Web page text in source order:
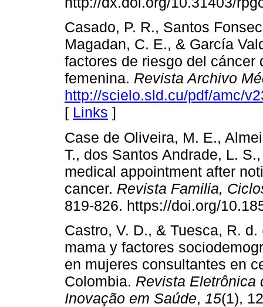
Casado, P. R., Santos
Magadan, C. E., & García
factores de riesgo del cáncer
femenina. Revista Archivo
http://scielo.sld.cu/pdf/amc/
[ Links ]
Case de Oliveira, M. E.,
T., dos Santos Andrade, L.
medical appointment after
cancer. Revista Familia,
819-826. https://doi.org/
Castro, V. D., & Tuesca, R.
mama y factores
en mujeres consultantes en
Colombia. Revista Eletrônica
Inovação em Saúde, 15(1),